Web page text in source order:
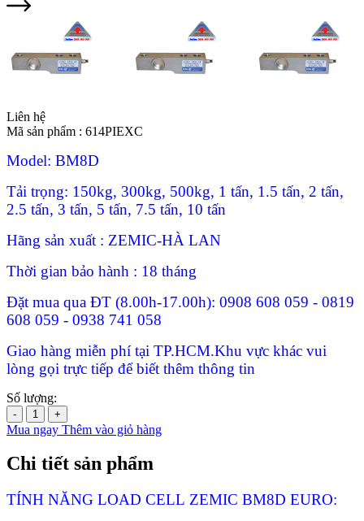
Liên hệ
Mã sản phẩm : 614PIEXC
Model: BM8D
Tải trọng: 150kg, 300kg, 500kg, 1 tấn, 1.5 tấn, 2 tấn,
2.5 tấn, 3 tấn, 5 tấn, 7.5 tấn, 10 tấn
Hãng sản xuất : ZEMIC-HÀ LAN
Thời gian bảo hành : 18 tháng
Đặt mua qua ĐT (8.00h-17.00h): 0908 608 059 - 0819
608 059 - 0938 741 058
Giao hàng miễn phí tại TP.HCM.Khu vực khác vui
lòng gọi trực tiếp để biết thêm thông tin
Số lượng:
- +
Mua ngay Thêm vào giỏ hàng
Chi tiết sản phẩm
TÍNH NĂNG LOAD CELL ZEMIC BM8D EURO: